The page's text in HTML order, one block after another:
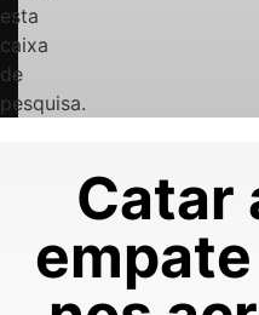
esta
caixa
de
pesquisa.
Catar